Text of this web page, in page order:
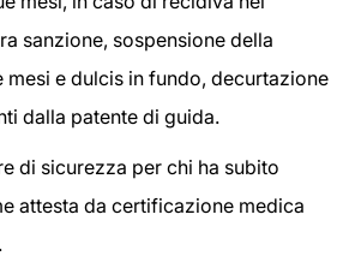
sanzione, sospensione della
mesi e dulcis in fundo, decurtazione
dalla patente di guida.
di sicurezza per chi ha subito
attesta da certificazione medica